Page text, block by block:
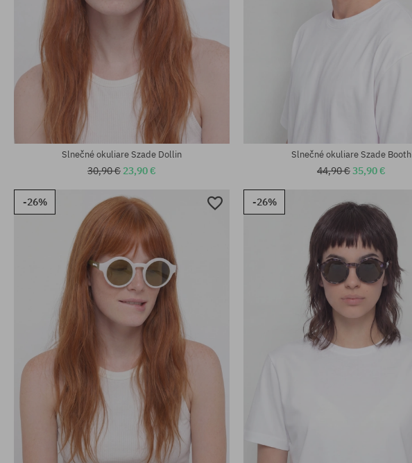
Slnečné okuliare Szade Dollin
30,90 € 23,90 €
Slnečné okuliare Szade Booth
44,90 €35,90 €
-26% -26%